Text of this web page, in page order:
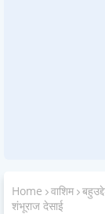
Home वाशिम
शंभूराज देसाई